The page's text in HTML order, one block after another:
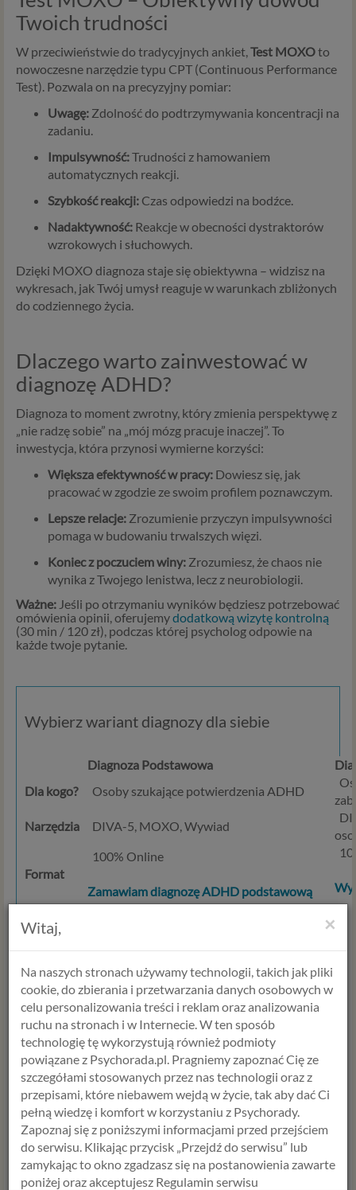
Twoich trudności
W przeciwieństwie do tradycyjnych ankiet,Test MOXOto
nowoczesne narzędzie typu CPT (Continuous Performance
Test). Pozwala on na precyzyjny pomiar:
Uwagę: Zdolność do podtrzymywania koncentracji na
zadaniu.
Impulsywność:Trudności z hamowaniem
automatycznych reakcji.
Szybkość reakcji: Czas odpowiedzi na bodźce.
Nadaktywność: Reakcje w obecności dystraktorów
wzrokowych i słuchowych.
Dzięki MOXO diagnoza staje się obiektywna – widzisz na
wykresach, jak Twój umysł reaguje w warunkach zbliżonych
do codziennego życia.
Dlaczego warto zainwestować w
diagnozę ADHD?
Diagnoza to moment zwrotny, który zmienia perspektywę z
„nie radzę sobie” na „mój mózg pracuje inaczej”. To
inwestycja, która przynosi wymierne korzyści:
Większa efektywność w pracy: Dowiesz się, jak
pracować w zgodzie ze swoim profilem poznawczym.
Lepsze relacje: Zrozumienie przyczyn impulsywności
pomaga w budowaniu trwalszych więzi.
Koniec z poczuciem winy: Zrozumiesz, że chaos nie
wynika z Twojego lenistwa, lecz z neurobiologii.
Ważne: Jeśli po otrzymaniu wyników będziesz potrzebować
omówienia opinii, oferujemydodatkową wizytę kontrolną
(30 min / 120 zł), podczas której psycholog odpowie na
każde twoje pytanie.
Wybierz wariant diagnozy dla siebie
Diagnoza Podstawowa
Dla kogo?
Osoby szukające potwierdzenia ADHD
Narzędzia
DIVA-5, MOXO, Wywiad
Format
100% Online
Zamawiam diagnozę ADHD podstawową
FAQ - Diagnoza ADHD u dorosłych
Czy diagnoza ADHD online jest tak samo
ważna jak stacjonarna?
Tak. Wykorzystywane przez nas narzędzia, takie jak
wywiad kliniczny oraz testyDIVAiMOXO , są w pełni
przystosowane do pracy zdalnej. Dla wielu osób z
ADHD diagnoza online jest nawet bardziej
komfortowa, ponieważ odbywa się w znanym,
bezpiecznym środowisku, co redukuje stres związany
z nowym miejscem.
×
Witaj,
Na naszych stronach używamy technologii, takich jak pliki
cookie, do zbierania i przetwarzania danych osobowych w
celu personalizowania treści i reklam oraz analizowania
ruchu na stronach i w Internecie. W ten sposób
technologię tę wykorzystują również podmioty
powiązane z Psychorada.pl. Pragniemy zapoznać Cię ze
szczegółami stosowanych przez nas technologii oraz z
przepisami, które niebawem wejdą w życie, tak aby dać Ci
pełną wiedzę i komfort w korzystaniu z Psychorady.
Zapoznaj się z poniższymi informacjami przed przejściem
do serwisu. Klikając przycisk „Przejdź do serwisu” lub
zamykając to okno zgadzasz się na postanowienia zawarte
poniżej oraz akceptujesz Regulamin serwisu